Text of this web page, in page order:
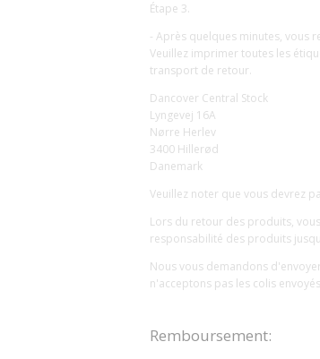
Étape 3.
- Après quelques minutes, vous
Veuillez imprimer toutes les
transport de retour.
Dancover Central Stock
Lyngevej 16A
Nørre Herlev
3400 Hillerød
Danemark
Veuillez noter que vous devrez
Lors du retour des produits,
responsabilité des produits
Nous vous demandons
n'acceptons pas les colis
Remboursement: